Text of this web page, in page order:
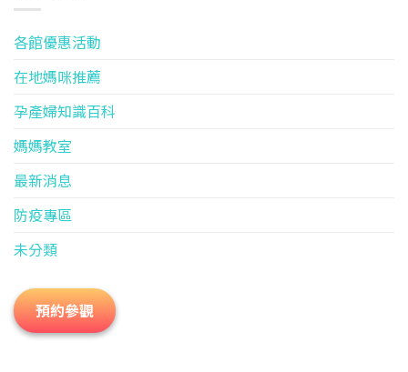
各館優惠活動
在地媽咪推薦
孕產婦知識百科
媽媽教室
最新消息
防疫專區
未分類
預約參觀